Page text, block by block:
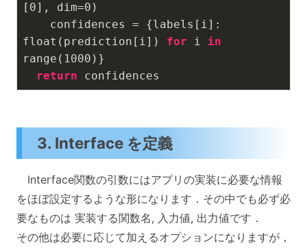
[ 0], dim=0 )
float(prediction[i]) for i in
range( 1000 )}
return confidences
3. Interface を定義
Interface関数の引数にはアプリの実装に必要な情報
をほぼ設定するような形になります．その中でも必ず必
要なものは 実装する関数名, 入力値, 出力値です．
その他は必要に応じて加えるオプションになりますが，